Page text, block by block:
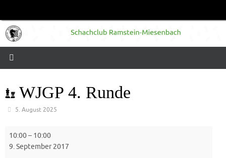
springen
WJGP 4. Runde
5. August 2025
WJGP
Runde
10:00– 10:00
9. September 2017